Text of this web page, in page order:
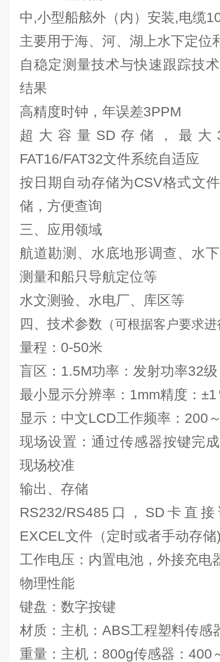
中,小型船舷外（内）安装,电缆
主要用于海、河、湖上水下定位
自稳定测量技术与快速跟踪技
结果
高精度时钟，年误差3PPM
超大容量SD存储，最大
FAT16/FAT32文件系统自适应
按日期自动存储为CSV格式文
储，方便查询
三、应用领域
航道勘测、水底地形调查、水
测量和船只导航定位等
水文测验、水电厂、库区等
四、技术参数 （可根据客户要求
量程：0-50米
盲区：1.5M功率：发射功率32
最小显示分辨率：1mm精度：
显示：中文LCD工作频率：200
现场设置：通过传感器按键完
现场校准
输出、存储
RS232/RS485口，SD卡直
EXCEL文件（定时或者手动存储
工作电压：内置电池，外接充电
物理性能
键盘：数字按键
材质：主机：ABS工程塑料传感
重量：主机：800g传感器：400